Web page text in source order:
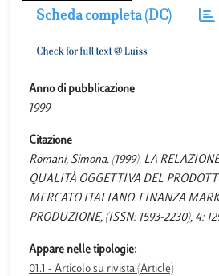
Scheda completa (DC)
Anno di pubblicazione
1999
Citazione
Romani, Simona. (1999). LA
QUALITÀ OGGETTIVA DEL
MERCATO ITALIANO. FINANZA
PRODUZIONE, (ISSN: 1593-2230), 4:
Appare nelle tipologie:
01.1 - Articolo su rivista (Article)